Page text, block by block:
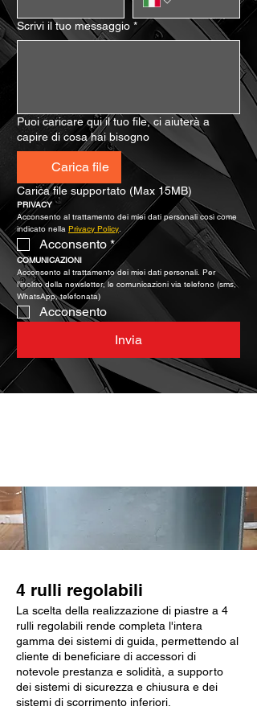
Scrivi il tuo messaggio *
Puoi caricare qui il tuo file, ci aiuterà a
capire di cosa hai bisogno
Carica file
Carica file supportato (Max 15MB)
PRIVACY
Acconsento al trattamento dei miei dati personali così come
indicato nella Privacy Policy.
Acconsento *
COMUNICAZIONI
Acconsento al trattamento dei miei dati personali. Per
l’inoltro della newsletter, le comunicazioni via telefono (sms,
WhatsApp, telefonata)
Acconsento
Invia
4 rulli regolabili
La scelta della realizzazione di piastre a 4
rulli regolabili rende completa l'intera
gamma dei sistemi di guida, permettendo al
cliente di beneficiare di accessori di
notevole prestanza e solidità, a supporto
dei sistemi di sicurezza e chiusura e dei
sistemi di scorrimento inferiori.